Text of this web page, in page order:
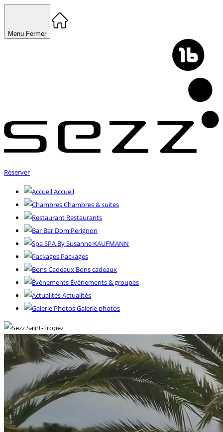
Menu Fermer
Réserver
Accueil
Chambres & suites
Restaurants
Bar Dom Perignon
SPA By Susanne KAUFMANN
Packages
Bons cadeaux
Événements & groupes
Actualités
Galerie photos